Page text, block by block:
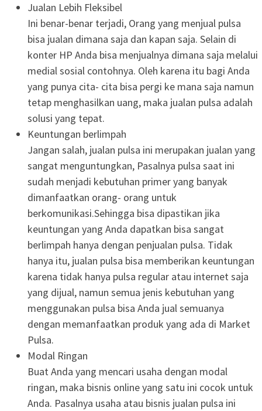
Jualan Lebih Fleksibel
Ini benar-benar terjadi, Orang yang menjual pulsa
bisa jualan dimana saja dan kapan saja. Selain di
konter HP Anda bisa menjualnya dimana saja melalui
medial sosial contohnya. Oleh karena itu bagi Anda
yang punya cita- cita bisa pergi ke mana saja namun
tetap menghasilkan uang, maka jualan pulsa adalah
solusi yang tepat.
Keuntungan berlimpah
Jangan salah, jualan pulsa ini merupakan jualan yang
sangat menguntungkan, Pasalnya pulsa saat ini
sudah menjadi kebutuhan primer yang banyak
dimanfaatkan orang- orang untuk
berkomunikasi.Sehingga bisa dipastikan jika
keuntungan yang Anda dapatkan bisa sangat
berlimpah hanya dengan penjualan pulsa. Tidak
hanya itu, jualan pulsa bisa memberikan keuntungan
karena tidak hanya pulsa regular atau internet saja
yang dijual, namun semua jenis kebutuhan yang
menggunakan pulsa bisa Anda jual semuanya
dengan memanfaatkan produk yang ada di Market
Pulsa.
Modal Ringan
Buat Anda yang mencari usaha dengan modal
ringan, maka bisnis online yang satu ini cocok untuk
Anda. Pasalnya usaha atau bisnis jualan pulsa ini